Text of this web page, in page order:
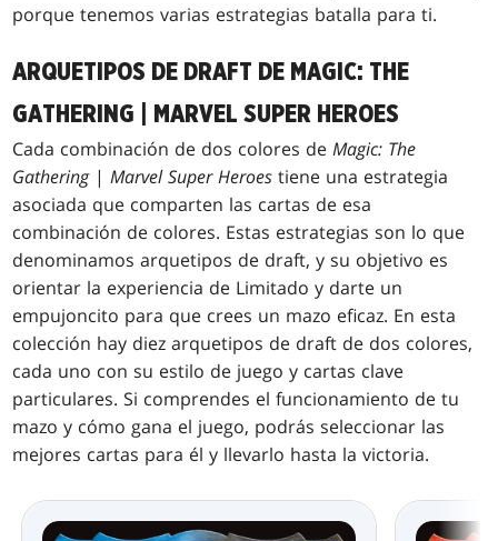
porque tenemos varias estrategias batalla para ti.
ARQUETIPOS DE DRAFT DE MAGIC: THE
GATHERING | MARVEL SUPER HEROES
Cada combinación de dos colores deMagic: The
Gathering|Marvel Super Heroes tiene una estrategia
asociada que comparten las cartas de esa
combinación de colores. Estas estrategias son lo que
denominamos arquetipos de draft, y su objetivo es
orientar la experiencia de Limitado y darte un
empujoncito para que crees un mazo eficaz. En esta
colección hay diez arquetipos de draft de dos colores,
cada uno con su estilo de juego y cartas clave
particulares. Si comprendes el funcionamiento de tu
mazo y cómo gana el juego, podrás seleccionar las
mejores cartas para él y llevarlo hasta la victoria.